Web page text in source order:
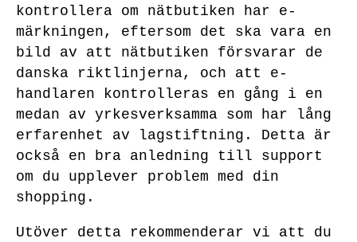
kontrollera om nätbutiken har e-
märkningen, eftersom det ska vara en
bild av att nätbutiken försvarar de
danska riktlinjerna, och att e-
handlaren kontrolleras en gång i en
medan av yrkesverksamma som har lång
erfarenhet av lagstiftning. Detta är
också en bra anledning till support
om du upplever problem med din
shopping.
Utöver detta rekommenderar vi att du